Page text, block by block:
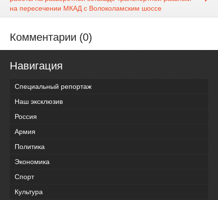
на пересечении МКАД с Волоколамским шоссе
Комментарии (0)
Навигация
Специальный репортаж
Наш эксклюзив
Россия
Армия
Политика
Экономика
Спорт
Культура